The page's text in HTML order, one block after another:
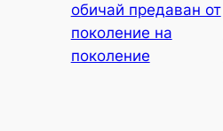
обичай предаван от
поколение на
поколение